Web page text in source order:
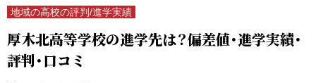
地域の高校の評判/進学実績
厚木北高等学校の進学先は？偏差値・進学実績・
評判・口コミ